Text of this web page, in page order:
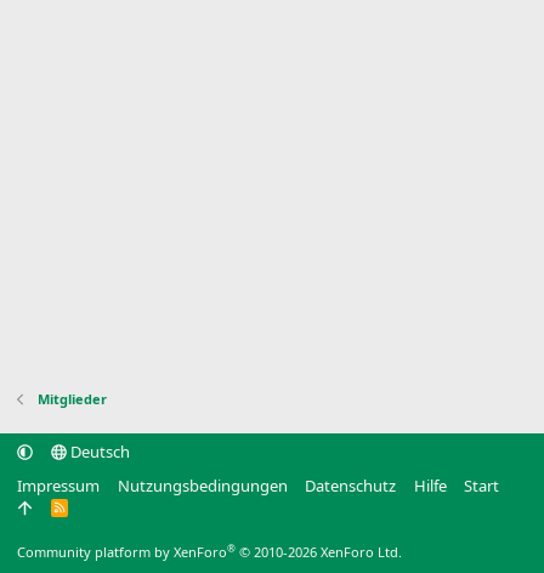
Mitglieder
Deutsch
Impressum
Nutzungsbedingungen Datenschutz Hilfe Start
R
Community platform by XenForo® © 2010-2026 XenForo Ltd.